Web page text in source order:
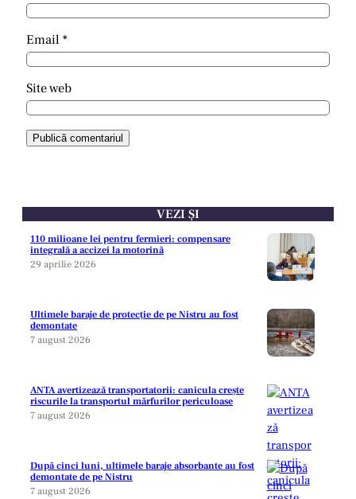
Email *
Site web
VEZI ȘI
110 milioane lei pentru fermieri: compensare
integrală a accizei la motorină
29 aprilie 2026
Ultimele baraje de protecție de pe Nistru au fost
demontate
7 august 2026
ANTA avertizează transportatorii: canicula crește
riscurile la transportul mărfurilor periculoase
7 august 2026
După cinci luni, ultimele baraje absorbante au fost
demontate de pe Nistru
7 august 2026